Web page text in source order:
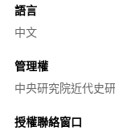
語言
中文
管理權
中央研究院近代史
授權聯絡窗口